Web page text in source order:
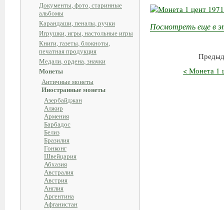
Документы, фото, старинные
альбомы
Карандаши, пеналы, ручки
Игрушки, игры, настольные игры
Книги, газеты, блокноты,
печатная продукция
Медали, ордена, значки
Монеты
Античные монеты
Иностранные монеты
Азербайджан
Алжир
Армения
Барбадос
Белиз
Бразилия
Гонконг
Швейцария
Абхазия
Австралия
Австрия
Англия
Аргентина
Афганистан
Посмотреть еще в
< Монета 1